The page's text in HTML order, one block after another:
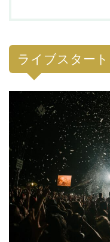
ライブスタート